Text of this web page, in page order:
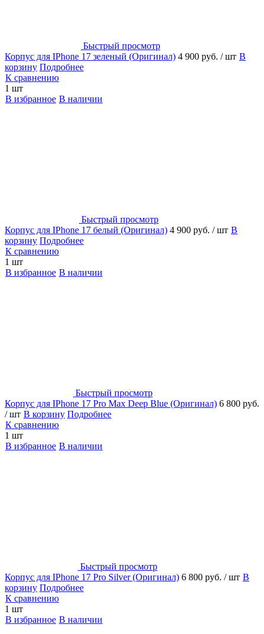
Быстрый просмотр
Корпус для IPhone 17 зеленый (Оригинал) 4 900 руб. / шт В
корзину Подробнее
К сравнению
1 шт
В избранное В наличии
Быстрый просмотр
Корпус для IPhone 17 белый (Оригинал) 4 900 руб. / шт В
корзину Подробнее
К сравнению
1 шт
В избранное В наличии
Быстрый просмотр
Корпус для IPhone 17 Pro Max Deep Blue (Оригинал) 6 800 руб.
/ шт В корзину Подробнее
К сравнению
1 шт
В избранное В наличии
Быстрый просмотр
Корпус для IPhone 17 Pro Silver (Оригинал) 6 800 руб. / шт В
корзину Подробнее
К сравнению
1 шт
В избранное В наличии